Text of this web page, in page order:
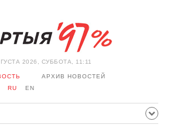
2026, СУББОТА, 11:11
АРХИВ НОВОСТЕЙ
RU EN